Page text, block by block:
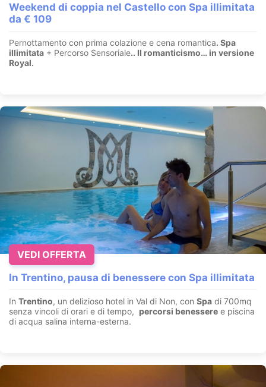
Weekend di coppia nel Castello con Spa illimitata
da € 109
Pernottamento con prima colazione e cena romantica. Spa
illimitata + Percorso Sensoriale.. Il romanticismo… in versione
Royal.
In Trentino, pausa di benessere con Spa illimitata
In Trentino, un delizioso hotel in Val di Non, con Spa di 700mq
senza vincoli di orari e di tempo, percorsi benessere e piscina
di acqua salina interna-esterna.
VEDI OFFERTA